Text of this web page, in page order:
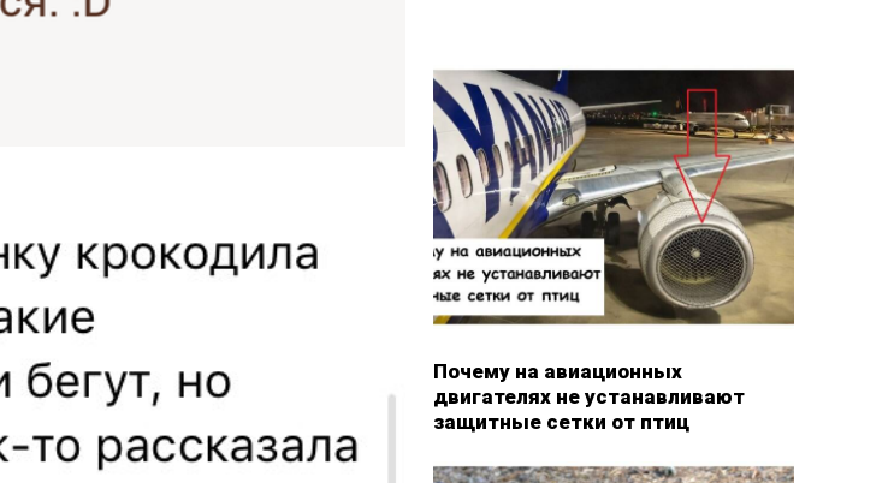
Почему на авиационных
двигателях не устанавливают
защитные сетки от птиц